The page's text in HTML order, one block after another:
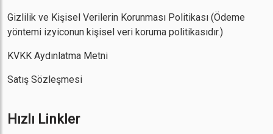
Gizlilik ve Kişisel Verilerin Korunması Politikası (Ödeme
yöntemi izyiconun kişisel veri koruma politikasıdır.)
KVKK Aydınlatma Metni
Satış Sözleşmesi
Hızlı Linkler